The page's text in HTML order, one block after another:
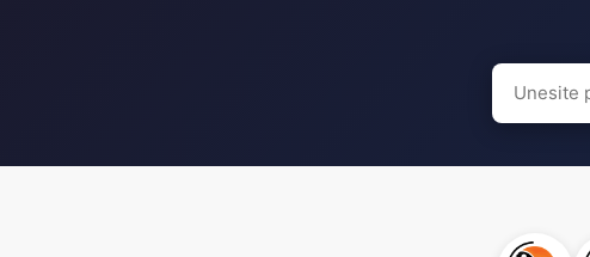
Search
for: